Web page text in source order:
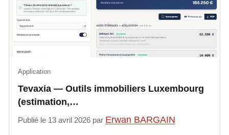
Tevaxia — Outils immobiliers Luxembourg
(estimation,…
Application
Publié le 13 avril 2026 par Erwan BARGAIN